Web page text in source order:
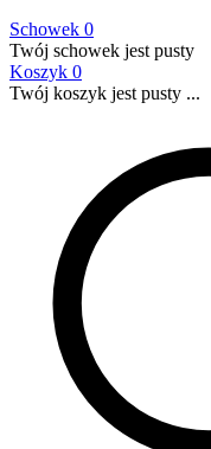
Schowek 0
Twój schowek jest pusty
Koszyk 0
Twój koszyk jest pusty ...